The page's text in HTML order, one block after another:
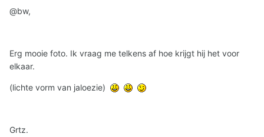
@bw,
Erg mooie foto. Ik vraag me telkens af hoe krijgt hij het voor
elkaar.
(lichte vorm van jaloezie)
Grtz.